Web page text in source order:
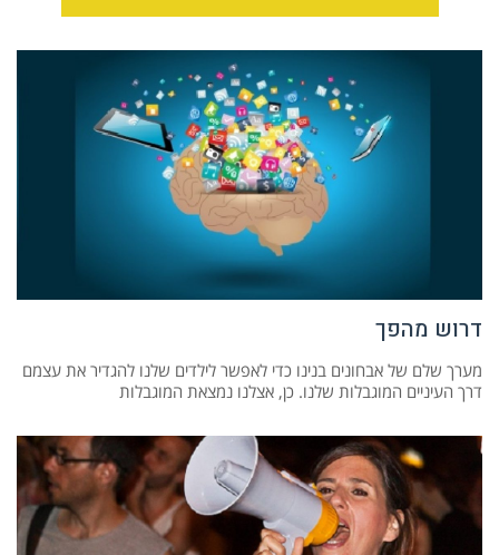
דרוש מהפך
מערך שלם של אבחונים בנינו כדי לאפשר לילדים שלנו להגדיר את עצמם
דרך העיניים המוגבלות שלנו. כן, אצלנו נמצאת המוגבלות